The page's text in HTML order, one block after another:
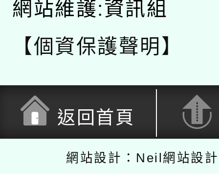
網站維護:資訊組
【個資保護聲明】
返回首頁
網站設計：Neil網站設